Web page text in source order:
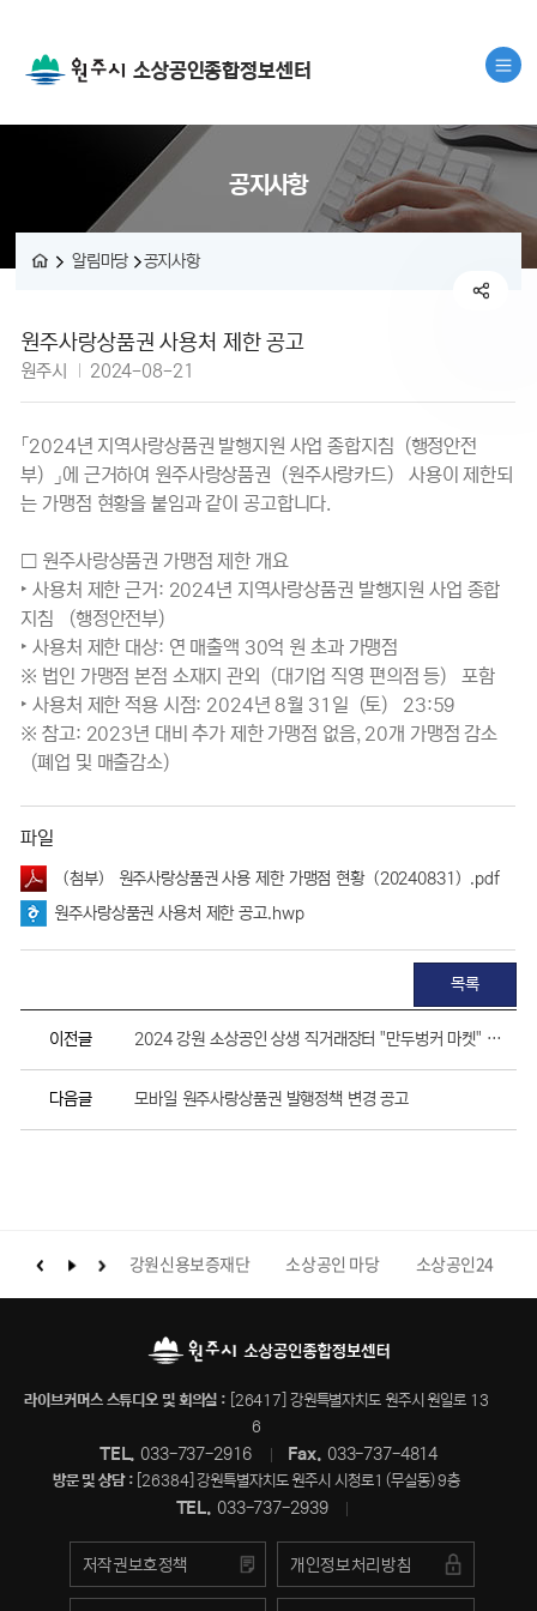
소상공인종합정보센터
공지사항
알림마당 공지사항
원주사랑상품권 사용처 제한 공고
원주시 2024-08-21
「2024년 지역사랑상품권 발행지원 사업 종합지침（행정안전
부）」에 근거하여 원주사랑상품권（원주사랑카드） 사용이 제한되
는 가맹점 현황을 붙임과 같이 공고합니다.
□ 원주사랑상품권 가맹점 제한 개요
‣ 사용처 제한 근거: 2024년 지역사랑상품권 발행지원 사업 종합
지침 （행정안전부）
‣ 사용처 제한 대상: 연 매출액 30억 원 초과 가맹점
※ 법인 가맹점 본점 소재지 관외（대기업 직영 편의점 등） 포함
‣ 사용처 제한 적용 시점: 2024년 8월 31일（토） 23:59
※ 참고: 2023년 대비 추가 제한 가맹점 없음, 20개 가맹점 감소
（폐업 및 매출감소）
파일
（첨부） 원주사랑상품권 사용 제한 가맹점 현황（20240831）.pdf
원주사랑상품권 사용처 제한 공고.hwp
목록
이전글 2024 강원 소상공인 상생 직거래장터 "만두벙커 마켓" 부스 참가자 모집 공고
다음글 모바일 원주사랑상품권 발행정책 변경 공고
별자치도청 강원신용보증재단 소상공인 마당 소상공인24
라이브커머스 스튜디오 및 회의실 : [26417] 강원특별자치도 원주시 원일로 13
6
TEL. 033-737-2916 Fax. 033-737-4814
방문 및 상담 : [26384] 강원특별자치도 원주시 시청로1 (무실동) 9층
TEL. 033-737-2939
저작권보호정책 개인정보처리방침